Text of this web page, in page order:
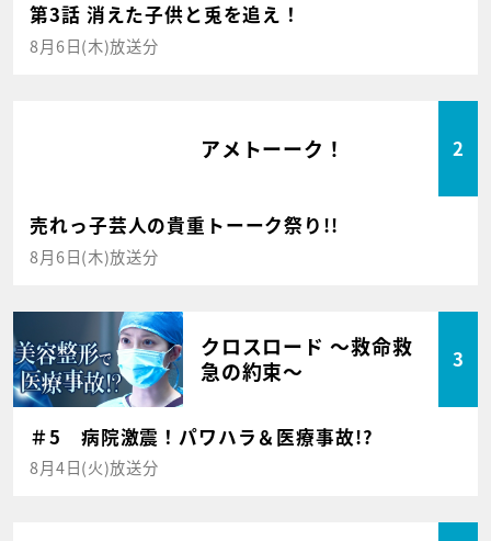
第3話 消えた子供と兎を追え！
8月6日(木)放送分
アメトーーク！ 2
売れっ子芸人の貴重トーーク祭り!!
8月6日(木)放送分
クロスロード ～救命救
急の約束～
3
＃5 病院激震！パワハラ＆医療事故!?
8月4日(火)放送分